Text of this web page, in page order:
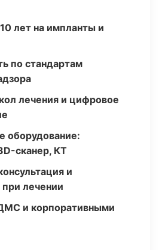
лет на импланты и
по стандартам
лечения и цифровое
оборудование:
сканер, КТ
и
при лечении
и корпоративными